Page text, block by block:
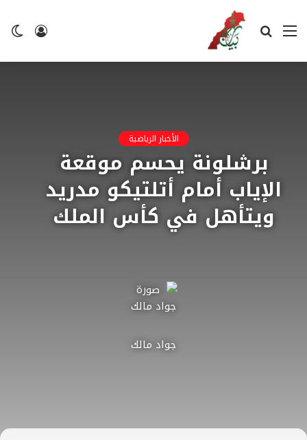
تسجيل
القائمة بحث
الأخبار الرياضية
برشلونة يحسم موقعة
الإياب أمام أتلتيكو مدريد
ويتأهل في كأس الملك
جواد مالك